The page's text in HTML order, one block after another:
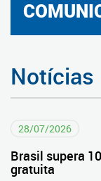
Notícias
28/07/2026
Brasil supera
gratuita